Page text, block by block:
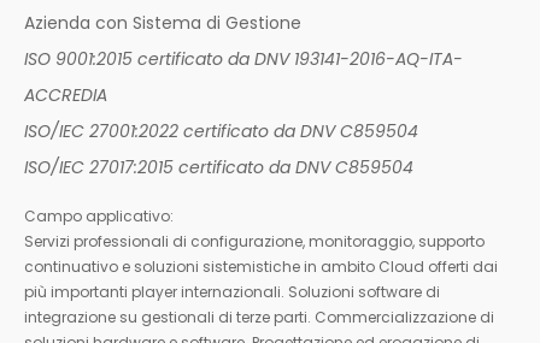
Azienda con Sistema di Gestione
ISO 9001:2015 certificato da DNV 193141-2016-AQ-ITA-
ACCREDIA
ISO/IEC 27001:2022 certificato da DNV C859504
ISO/IEC 27017:2015 certificato da DNV C859504
Campo applicativo:
Servizi professionali di configurazione, monitoraggio, supporto
continuativo e soluzioni sistemistiche in ambito Cloud offerti dai
più importanti player internazionali. Soluzioni software di
integrazione su gestionali di terze parti. Commercializzazione di